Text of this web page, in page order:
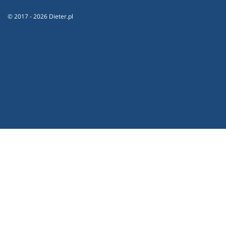
© 2017 - 2026 Dieter.pl